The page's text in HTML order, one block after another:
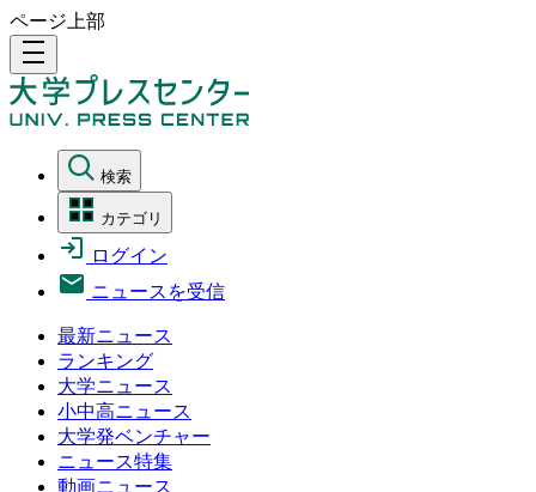
ページ上部
density_medium
検索
カテゴリ
ログイン
ニュースを受信
最新ニュース
ランキング
大学ニュース
小中高ニュース
大学発ベンチャー
ニュース特集
動画ニュース